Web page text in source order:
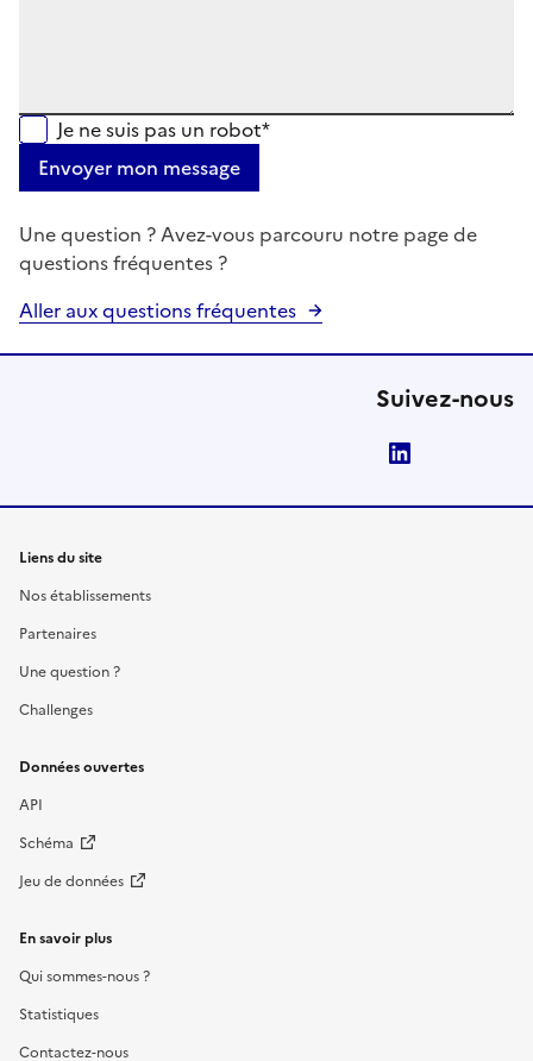
Je ne suis pas un robot*
Envoyer mon message
Une question ? Avez-vous parcouru notre page de
questions fréquentes ?
Aller aux questions fréquentes
Suivez-nous
Liens du site
Nos établissements
Partenaires
Une question ?
Challenges
Données ouvertes
API
Schéma
Jeu de données
En savoir plus
Qui sommes-nous ?
Statistiques
Contactez-nous